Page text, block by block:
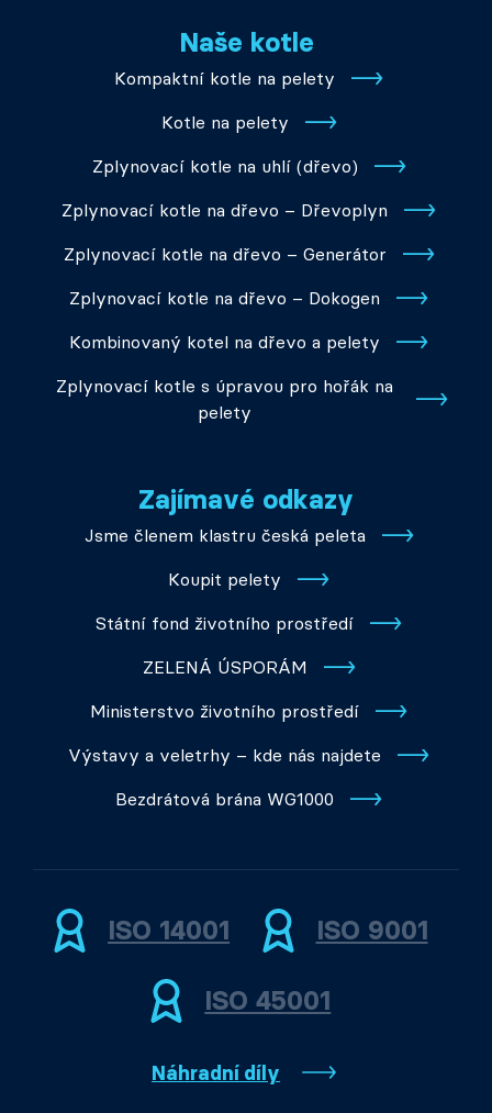
Naše kotle
Kompaktní kotle na pelety
Kotle na pelety
Zplynovací kotle na uhlí (dřevo)
Zplynovací kotle na dřevo – Dřevoplyn
Zplynovací kotle na dřevo – Generátor
Zplynovací kotle na dřevo – Dokogen
Kombinovaný kotel na dřevo a pelety
Zplynovací kotle s úpravou pro hořák na
pelety
Zajímavé odkazy
Jsme členem klastru česká peleta
Koupit pelety
Státní fond životního prostředí
ZELENÁ ÚSPORÁM
Ministerstvo životního prostředí
Výstavy a veletrhy – kde nás najdete
Bezdrátová brána WG1000
ISO 14001 ISO 9001
ISO 45001
Náhradní díly